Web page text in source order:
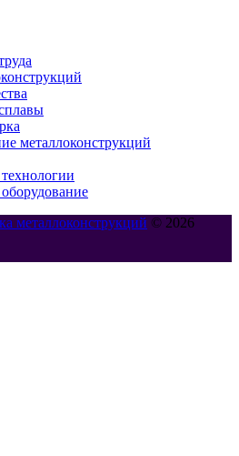
металлоконструкций
металлоконструкций © 2026